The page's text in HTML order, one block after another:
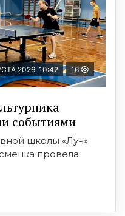
2026, 10:42 16
событиями
школы «Луч»
провела